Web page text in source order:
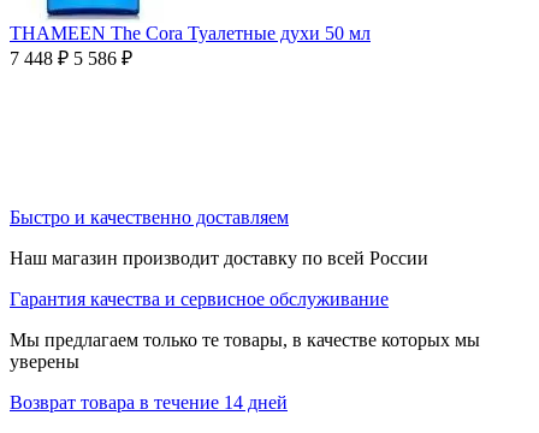
THAMEEN The Cora Туалетные духи 50 мл
7 448 ₽ 5 586 ₽
Быстро и качественно доставляем
Наш магазин производит доставку по всей России
Гарантия качества и сервисное обслуживание
Мы предлагаем только те товары, в качестве которых мы
уверены
Возврат товара в течение 14 дней